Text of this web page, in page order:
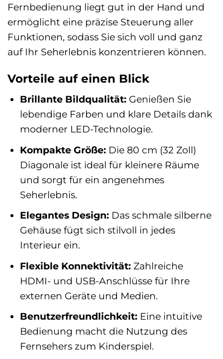
Fernbedienung liegt gut in der Hand und
ermöglicht eine präzise Steuerung aller
Funktionen, sodass Sie sich voll und ganz
auf Ihr Seherlebnis konzentrieren können.
Vorteile auf einen Blick
Brillante Bildqualität:Genießen Sie
lebendige Farben und klare Details dank
moderner LED-Technologie.
Kompakte Größe:Die 80 cm (32 Zoll)
Diagonale ist ideal für kleinere Räume
und sorgt für ein angenehmes
Seherlebnis.
Elegantes Design:Das schmale silberne
Gehäuse fügt sich stilvoll in jedes
Interieur ein.
Flexible Konnektivität:Zahlreiche
HDMI- und USB-Anschlüsse für Ihre
externen Geräte und Medien.
Benutzerfreundlichkeit:Eine intuitive
Bedienung macht die Nutzung des
Fernsehers zum Kinderspiel.